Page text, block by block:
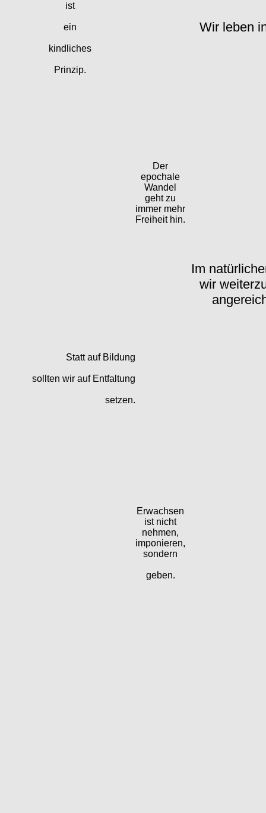
ist
ein
kindliches
Prinzip.
Wir leben
Der
epochale
Wandel
geht zu
immer mehr
Freiheit hin.
Statt auf Bildung
sollten wir auf Entfaltung
setzen.
Im
wir
Erwachsen
ist nicht
nehmen,
imponieren,
sondern
geben.